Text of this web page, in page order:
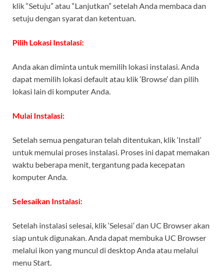
klik “Setuju” atau “Lanjutkan” setelah Anda membaca dan
setuju dengan syarat dan ketentuan.
Pilih Lokasi Instalasi:
Anda akan diminta untuk memilih lokasi instalasi. Anda
dapat memilih lokasi default atau klik ‘Browse’ dan pilih
lokasi lain di komputer Anda.
Mulai Instalasi:
Setelah semua pengaturan telah ditentukan, klik ‘Install’
untuk memulai proses instalasi. Proses ini dapat memakan
waktu beberapa menit, tergantung pada kecepatan
komputer Anda.
Selesaikan Instalasi:
Setelah instalasi selesai, klik ‘Selesai’ dan UC Browser akan
siap untuk digunakan. Anda dapat membuka UC Browser
melalui ikon yang muncul di desktop Anda atau melalui
menu Start.